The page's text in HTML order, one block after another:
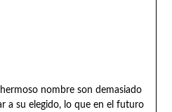
nombre son demasiado
a su elegido, lo que en el futuro